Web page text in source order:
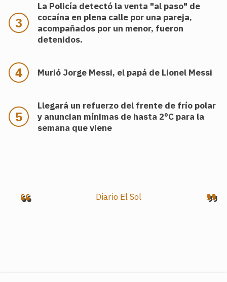
La Policía detectó la venta "al paso" de
cocaína en plena calle por una pareja,
acompañados por un menor, fueron
detenidos.
Murió Jorge Messi, el papá de Lionel Messi
Llegará un refuerzo del frente de frío polar
y anuncian mínimas de hasta 2°C para la
semana que viene
Diario El Sol